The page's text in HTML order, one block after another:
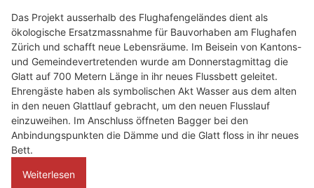
Das Projekt ausserhalb des Flughafengeländes dient als
ökologische Ersatzmassnahme für Bauvorhaben am Flughafen
Zürich und schafft neue Lebensräume. Im Beisein von Kantons-
und Gemeindevertretenden wurde am Donnerstagmittag die
Glatt auf 700 Metern Länge in ihr neues Flussbett geleitet.
Ehrengäste haben als symbolischen Akt Wasser aus dem alten
in den neuen Glattlauf gebracht, um den neuen Flusslauf
einzuweihen. Im Anschluss öffneten Bagger bei den
Anbindungspunkten die Dämme und die Glatt floss in ihr neues
Bett.
Weiterlesen